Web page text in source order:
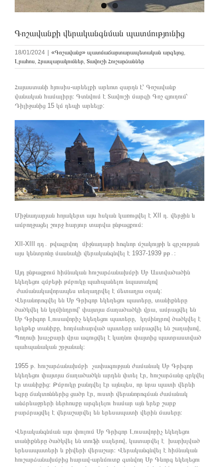
Գոշավանքի վերականգնման պատմությունից
18/01/2024 «Գոշավանք» պատմաճարտարապետական արգելոց,
Լրահոս, Հրապարակումներ, Տավուշի Հուշարձաններ
Հայաստանի հյուսիս-արևելքի արևոտ զարդն է՝ Գոշավանք
վանական համալիրը։ Գտնվում է Տավուշի մարզի Գոշ գյուղում՝
Դիլիջանից 15 կմ դեպի արևելք:
Միջնադարյան հոյակերտ այս հսկան կառուցվել է XII դ. վերջին և
ամբողջացել շուրջ հարյուր տարվա ընթացքում։
XII-XIII դդ․ թվագրվող միջնադարի հոգևոր մշակույթի և գրչության
այս կենտրոնը մասնակի վերականգնվել է 1937-1939 թթ․։
Այդ ընթացքում հիմնական հուշարձանախմբի Սբ Աստվածածին
եկեղեցու գմբեթի թմբուկը պահպանելու նպատակով
ժամանակավորապես տեղադրվել է մետաղյա օղակ:
Վերանորոգվել են Սբ Գրիգոր եկեղեցու պատերը, տանիքները
ծածկվել են կղմինդրով՝ փայտյա ճաղածածկի վրա, ամրացվել են
Սբ Գրիգոր Լուսավորիչ եկեղեցու պատերը, կղմինդրով ծածկվել է
երկթեք տանիքը, հողմահարված պատերը ամրացվել են շաղախով,
Պողոսի խաչքարի վրա ագուցվել է կաղնու փայտից պատրաստված
պահպանական շրջանակ։
1955 թ. հուշարձանախմբի չափագության ժամանակ Սբ Գրիգոր
եկեղեցու փայտյա ճաղածածկն արդեն փտել էր, հուշարձանը զրկվել
էր տանիքից։ Թմբուկը քանդվել էր այնպես, որ նրա պատի վերևի
եզրը ճակտոններից ցածր էր, ուստի վերանորոգման ժամանակ
անձրևաջրերի ներհոսքը արգելելու համար այն երեք շարք
բարձրացվել է վերաշարվել են երեսապատի վերին մասերը։
Վերականգնման այս փուլում Սբ Գրիգոր Լուսավորիչ եկեղեցու
տանիքները ծածկվել են տուֆի սալերով, կատարվել է խարխլված
երեսապատերի և քիվերի վերաշար։ Վերականգնվել է հիմնական
հուշարձանախմբից հարավ-արևմուտք գտնվող Սբ Գևորգ եկեղեցու